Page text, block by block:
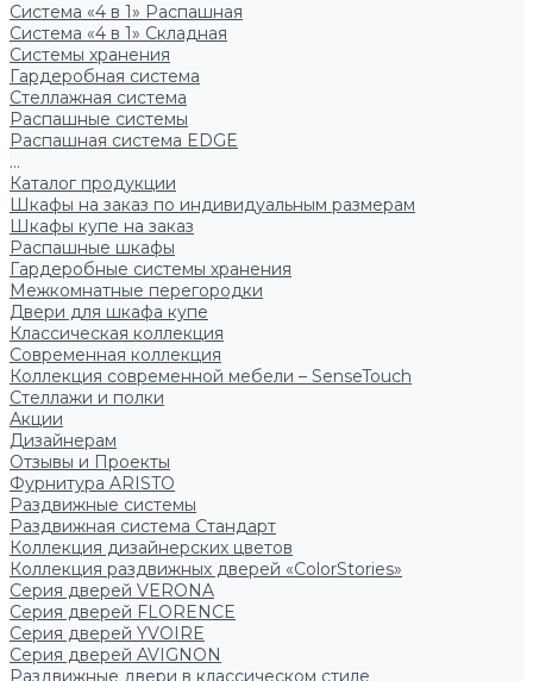
Система «4 в 1» Распашная
Система «4 в 1» Складная
Системы хранения
Гардеробная система
Стеллажная система
Распашные системы
Распашная система EDGE
...
Каталог продукции
Шкафы на заказ по индивидуальным размерам
Шкафы купе на заказ
Распашные шкафы
Гардеробные системы хранения
Межкомнатные перегородки
Двери для шкафа купе
Классическая коллекция
Современная коллекция
Коллекция современной мебели – SenseTouch
Стеллажи и полки
Акции
Дизайнерам
Отзывы и Проекты
Фурнитура ARISTO
Раздвижные системы
Раздвижная система Стандарт
Коллекция дизайнерских цветов
Коллекция раздвижных дверей «ColorStories»
Серия дверей VERONA
Серия дверей FLORENCE
Серия дверей YVOIRE
Серия дверей AVIGNON
Раздвижные двери в классическом стиле